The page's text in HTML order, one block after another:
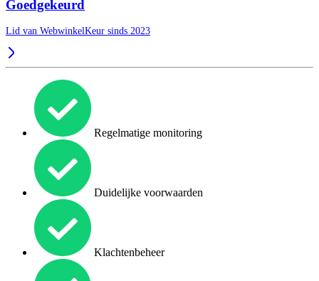
Goedgekeurd
Lid van WebwinkelKeur sinds 2023
Regelmatige monitoring
Duidelijke voorwaarden
Klachtenbeheer